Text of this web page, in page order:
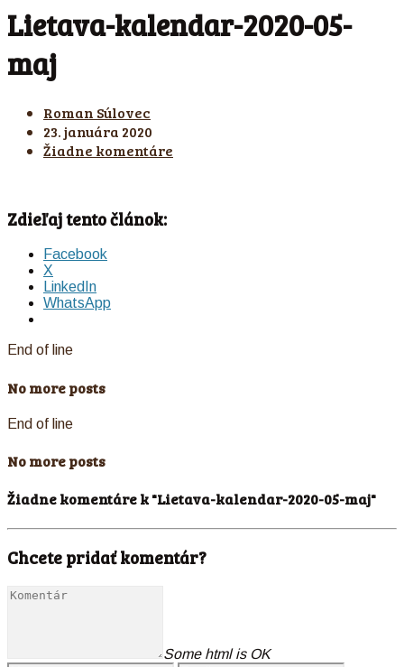
Lietava-kalendar-2020-05-
maj
Roman Súlovec
23. januára 2020
Žiadne komentáre
Zdieľaj tento článok:
Facebook
X
LinkedIn
WhatsApp
End of line
No more posts
End of line
No more posts
Žiadne komentáre k "Lietava-kalendar-2020-05-maj"
Chcete pridať komentár?
Some html is OK